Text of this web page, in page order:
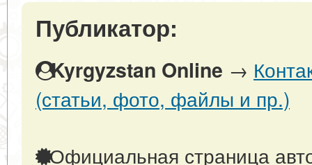
Публикатор:
Kyrgyzstan Online →
(статьи, фото, файлы и пр.)
Официальная страница